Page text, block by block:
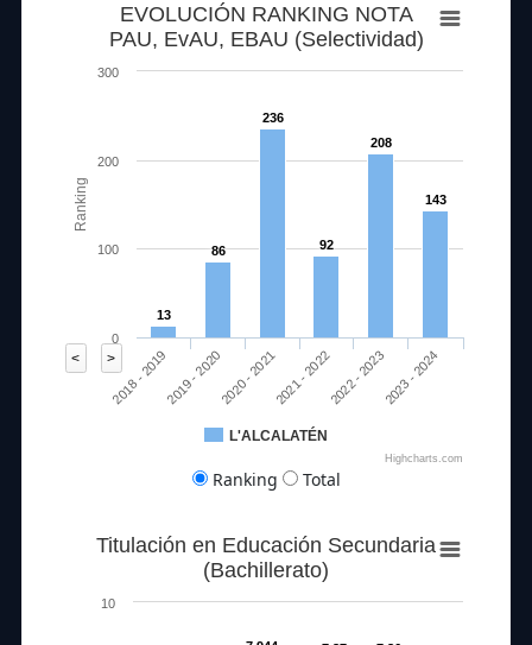
< >
Ranking
EVOLUCIÓN RANKING NOTA
PAU, EvAU, EBAU (Selectividad)
13
86
236
92
208
143
L'ALCALATÉN
2018 - 20192019 - 20202020 - 20212021 - 20222022 - 20232023 - 2024
0
100
200
300
Highcharts.com
Ranking Total
Titulación en Educación Secundaria
(Bachillerato)
10